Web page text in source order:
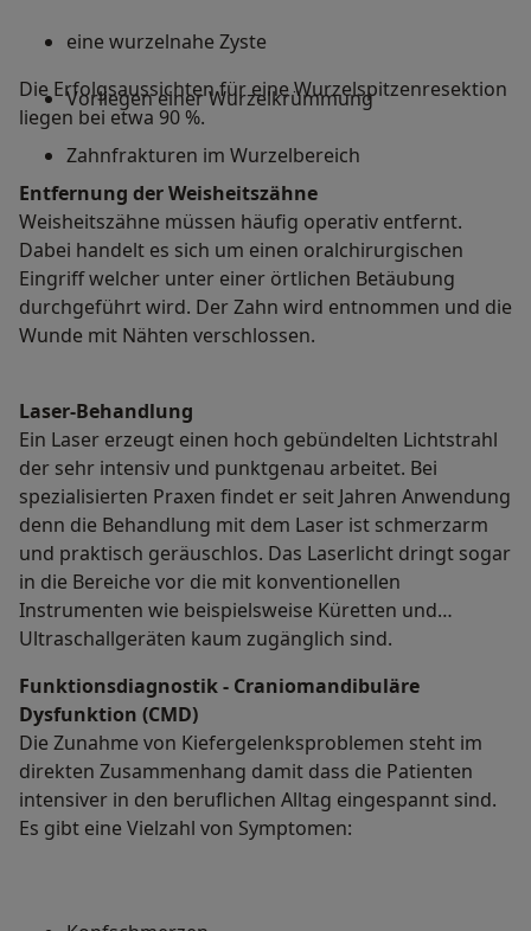
eine wurzelnahe Zyste
Vorliegen einer Wurzelkrümmung
Zahnfrakturen im Wurzelbereich
Die Erfolgsaussichten für eine Wurzelspitzenresektion
liegen bei etwa 90 %.
Entfernung der Weisheitszähne
Weisheitszähne müssen häufig operativ entfernt.
Dabei handelt es sich um einen oralchirurgischen
Eingriff welcher unter einer örtlichen Betäubung
durchgeführt wird. Der Zahn wird entnommen und die
Wunde mit Nähten verschlossen.
Laser-Behandlung
Ein Laser erzeugt einen hoch gebündelten Lichtstrahl
der sehr intensiv und punktgenau arbeitet. Bei
spezialisierten Praxen findet er seit Jahren Anwendung
denn die Behandlung mit dem Laser ist schmerzarm
und praktisch geräuschlos. Das Laserlicht dringt sogar
in die Bereiche vor die mit konventionellen
Instrumenten wie beispielsweise Küretten und
Ultraschallgeräten kaum zugänglich sind.
Funktionsdiagnostik - Craniomandibuläre
Dysfunktion (CMD)
Die Zunahme von Kiefergelenksproblemen steht im
direkten Zusammenhang damit dass die Patienten
intensiver in den beruflichen Alltag eingespannt sind.
Es gibt eine Vielzahl von Symptomen: